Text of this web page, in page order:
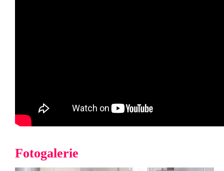
Fotogalerie